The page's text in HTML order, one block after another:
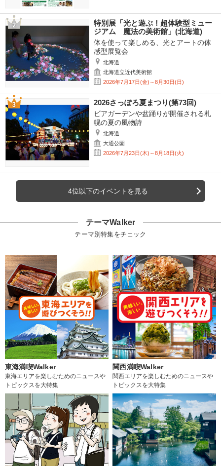
特別展「光と遊ぶ！超体験型ミュー
ジアム 魔法の美術館」(北海道)
体を使って楽しめる、光とアートの体
感型展覧会
北海道
北海道立近代美術館
2026年7月17日(金)～8月30日(日)
2026さっぽろ夏まつり(第73回)
ビアガーデンや盆踊りが開催される札
幌の夏の風物詩
北海道
大通公園
2026年7月23日(木)～8月18日(火)
4位以下のイベントを見る
テーマWalker
テーマ別特集をチェック
東海満喫Walker
東海エリアを楽しむためのニュースや
トピックスを大特集
関西満喫Walker
関西エリアを楽しむためのニュースや
トピックスを大特集